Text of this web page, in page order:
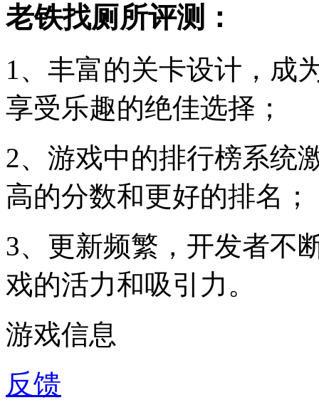
老铁找厕所评测：
1、丰富的关卡设计，成
享受乐趣的绝佳选择；
2、游戏中的排行榜系统
高的分数和更好的排名；
3、更新频繁，开发者不
戏的活力和吸引力。
游戏信息
反馈